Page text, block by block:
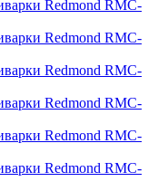
Redmond RMC-
Redmond RMC-
Redmond RMC-
Redmond RMC-
Redmond RMC-
Redmond RMC-